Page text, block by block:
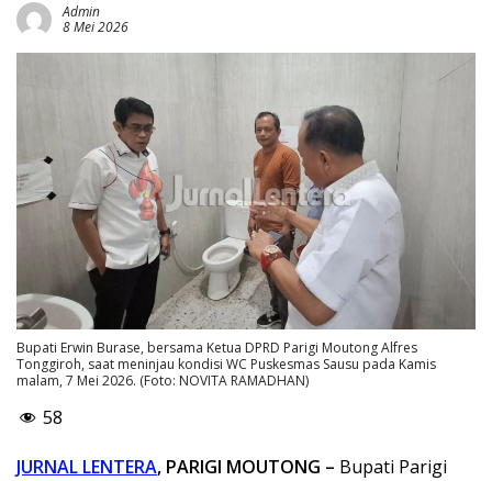
Admin
8 Mei 2026
Bupati Erwin Burase, bersama Ketua DPRD Parigi Moutong Alfres
Tonggiroh, saat meninjau kondisi WC Puskesmas Sausu pada Kamis
malam, 7 Mei 2026. (Foto: NOVITA RAMADHAN)
58
JURNAL LENTERA, PARIGI MOUTONG – Bupati Parigi